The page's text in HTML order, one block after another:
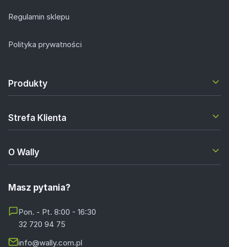
Regulamin sklepu
Polityka prywatności
Produkty
Strefa Klienta
O Wally
Masz pytania?
Pon. - Pt. 8:00 - 16:30
32 720 94 75
info@wally.com.pl